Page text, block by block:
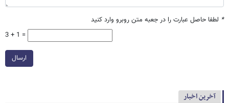
* لطفا حاصل عبارت را در جعبه متن روبرو وارد کنید
3 + 1 =
ارسال
آخرین اخبار